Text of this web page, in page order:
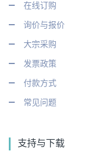
在线订购
询价与报价
大宗采购
发票政策
付款方式
常见问题
支持与下载